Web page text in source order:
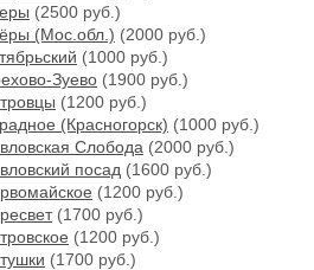
(2500 руб.)
(Мос.обл.) (2000 руб.)
(1000 руб.)
Зуево (1900 руб.)
(1200 руб.)
(Красногорск) (1000 руб.)
Слобода (2000 руб.)
посад (1600 руб.)
(1200 руб.)
(1700 руб.)
(1200 руб.)
(1700 руб.)